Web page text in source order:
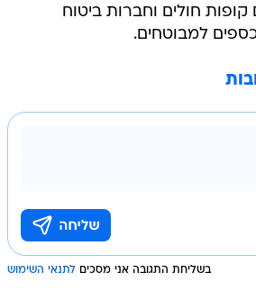
חולים וחברות ביטוח
למבוטחים.
בשליחת התגובה אני מסכים לתנאי השימוש